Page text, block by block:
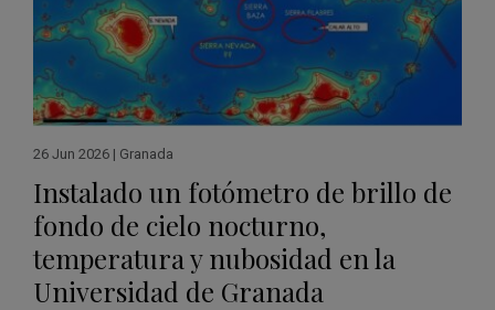
26 Jun 2026 | Granada
Instalado un fotómetro de brillo de
fondo de cielo nocturno,
temperatura y nubosidad en la
Universidad de Granada